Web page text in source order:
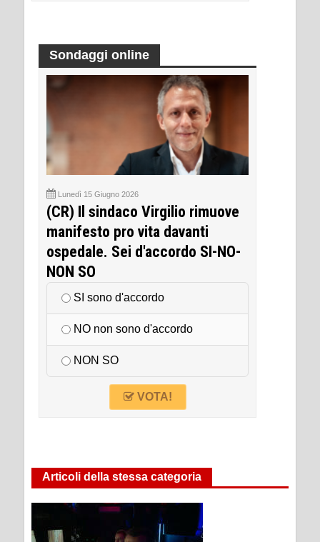
Sondaggi online
Lunedì 15 Giugno 2026
(CR) Il sindaco Virgilio rimuove
manifesto pro vita davanti
ospedale. Sei d'accordo SI-NO-
NON SO
SI sono d'accordo
NO non sono d'accordo
NON SO
VOTA!
Articoli della stessa categoria